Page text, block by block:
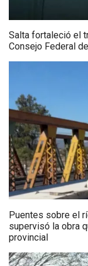
Salta fortaleció el
Consejo Federal
Puentes sobre el
supervisó la obra
provincial